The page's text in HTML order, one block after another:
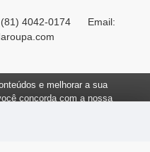
(81) 4042-0174 Email:
os direitos reservados.
e melhorar a sua
concorda com a nossa